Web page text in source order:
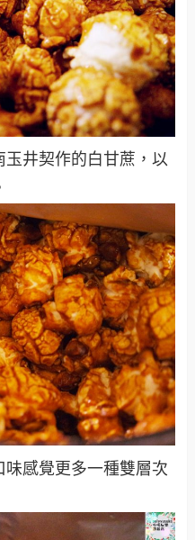
井契作的白甘蔗，以
感覺更多一種雙層次